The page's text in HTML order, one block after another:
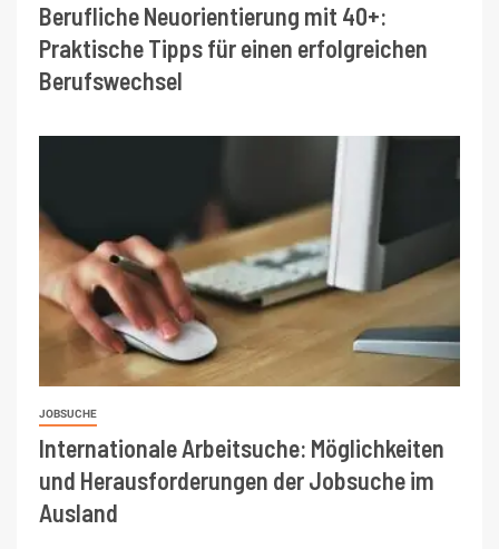
Berufliche Neuorientierung mit 40+:
Praktische Tipps für einen erfolgreichen
Berufswechsel
JOBSUCHE
Internationale Arbeitsuche: Möglichkeiten
und Herausforderungen der Jobsuche im
Ausland